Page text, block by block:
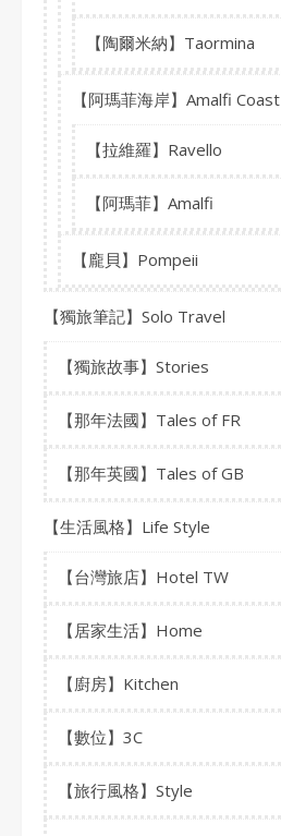
【陶爾米納】Taormina
【阿瑪菲海岸】Amalfi Coast
【拉維羅】Ravello
【阿瑪菲】Amalfi
【龐貝】Pompeii
【獨旅筆記】Solo Travel
【獨旅故事】Stories
【那年法國】Tales of FR
【那年英國】Tales of GB
【生活風格】Life Style
【台灣旅店】Hotel TW
【居家生活】Home
【廚房】Kitchen
【數位】3C
【旅行風格】Style